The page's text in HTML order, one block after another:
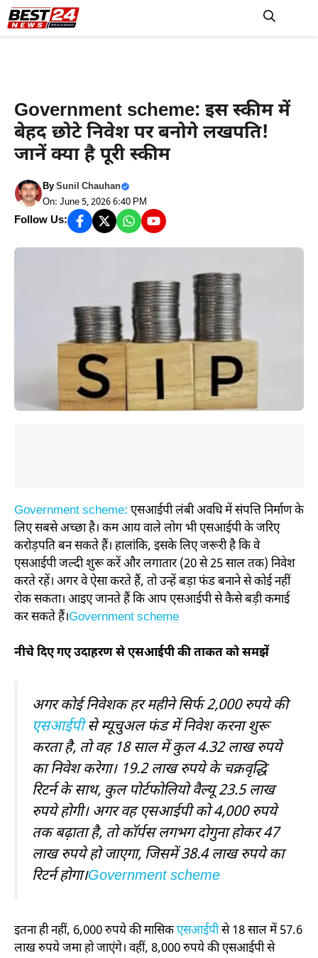
Skip
to
Government scheme: इस स्कीम में
बेहद छोटे निवेश पर बनोगे लखपति!
जानें क्या है पूरी स्कीम
BySunil Chauhan
On: June 5, 2026 6:40 PM
Follow Us:
Government scheme: एसआईपी लंबी अवधि में संपत्ति निर्माण के
लिए सबसे अच्छा है। कम आय वाले लोग भी एसआईपी के जरिए
करोड़पति बन सकते हैं। हालांकि, इसके लिए जरूरी है कि वे
एसआईपी जल्दी शुरू करें और लगातार (20 से 25 साल तक) निवेश
करते रहें। अगर वे ऐसा करते हैं, तो उन्हें बड़ा फंड बनाने से कोई नहीं
रोक सकता। आइए जानते हैं कि आप एसआईपी से कैसे बड़ी कमाई
कर सकते हैं।Government scheme
नीचे दिए गए उदाहरण से एसआईपी की ताकत को समझें
अगर कोई निवेशक हर महीने सिर्फ 2,000 रुपये की
एसआईपीसे म्यूचुअल फंड में निवेश करना शुरू
करता है, तो वह 18 साल में कुल 4.32 लाख रुपये
का निवेश करेगा। 19.2 लाख रुपये के चक्रवृद्धि
रिटर्न के साथ, कुल पोर्टफोलियो वैल्यू 23.5 लाख
रुपये होगी। अगर वह एसआईपी को 4,000 रुपये
तक बढ़ाता है, तो कॉर्पस लगभग दोगुना होकर 47
लाख रुपये हो जाएगा, जिसमें 38.4 लाख रुपये का
रिटर्न होगा।Government scheme
इतना ही नहीं, 6,000 रुपये की मासिकएसआईपीसे 18 साल में 57.6
लाख रुपये जमा हो जाएंगे। वहीं, 8,000 रुपये की एसआईपी से